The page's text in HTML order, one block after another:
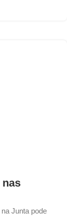
nas
Junta pode